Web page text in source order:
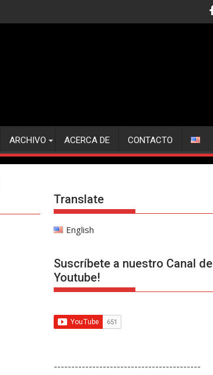
ARCHIVO ACERCA DE CONTACTO
Translate
English
Suscríbete a nuestro Canal de
Youtube!
------------------------------------------